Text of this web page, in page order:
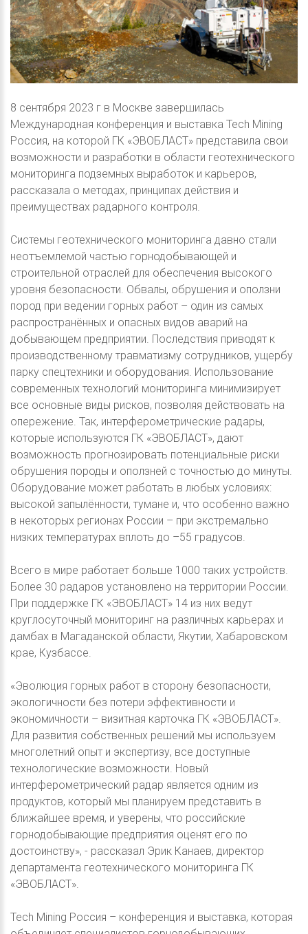
8 сентября 2023 г в Москве завершилась
Международная конференция и выставка Tech Mining
Россия, на которой ГК «ЭВОБЛАСТ» представила свои
возможности и разработки в области геотехнического
мониторинга подземных выработок и карьеров,
рассказала о методах, принципах действия и
преимуществах радарного контроля.
Системы геотехнического мониторинга давно стали
неотъемлемой частью горнодобывающей и
строительной отраслей для обеспечения высокого
уровня безопасности. Обвалы, обрушения и оползни
пород при ведении горных работ – один из самых
распространённых и опасных видов аварий на
добывающем предприятии. Последствия приводят к
производственному травматизму сотрудников, ущербу
парку спецтехники и оборудования. Использование
современных технологий мониторинга минимизирует
все основные виды рисков, позволяя действовать на
опережение. Так, интерферометрические радары,
которые используются ГК «ЭВОБЛАСТ», дают
возможность прогнозировать потенциальные риски
обрушения породы и оползней с точностью до минуты.
Оборудование может работать в любых условиях:
высокой запылённости, тумане и, что особенно важно
в некоторых регионах России – при экстремально
низких температурах вплоть до –55 градусов.
Всего в мире работает больше 1000 таких устройств.
Более 30 радаров установлено на территории России.
При поддержке ГК «ЭВОБЛАСТ» 14 из них ведут
круглосуточный мониторинг на различных карьерах и
дамбах в Магаданской области, Якутии, Хабаровском
крае, Кузбассе.
«Эволюция горных работ в сторону безопасности,
экологичности без потери эффективности и
экономичности – визитная карточка ГК «ЭВОБЛАСТ».
Для развития собственных решений мы используем
многолетний опыт и экспертизу, все доступные
технологические возможности. Новый
интерферометрический радар является одним из
продуктов, который мы планируем представить в
ближайшее время, и уверены, что российские
горнодобывающие предприятия оценят его по
достоинству», - рассказал Эрик Канаев, директор
департамента геотехнического мониторинга ГК
«ЭВОБЛАСТ».
Tech Mining Россия – конференция и выставка, которая